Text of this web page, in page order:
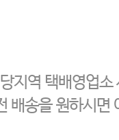
지역 택배영업소
배송을 원하시면